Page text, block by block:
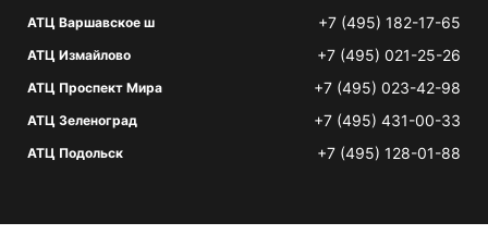
АТЦ Варшавское ш +7 (495) 182-17-65
АТЦ Измайлово +7 (495) 021-25-26
АТЦ Проспект Мира +7 (495) 023-42-98
АТЦ Зеленоград +7 (495) 431-00-33
АТЦ Подольск +7 (495) 128-01-88